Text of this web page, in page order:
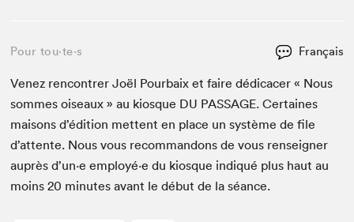
Pour tou⋅te⋅s Français
Venez ren­con­tr­er Joël Pour­baix et faire dédi­cac­er « Nous
sommes oiseaux » au kiosque DU PAS­SAGE. Cer­taines
maisons d’édi­tion met­tent en place un sys­tème de file
d’at­tente. Nous vous recom­man­dons de vous ren­seign­er
auprès d’un·e employé·e du kiosque indiqué plus haut au
moins20 min­utes avant le début de la séance.